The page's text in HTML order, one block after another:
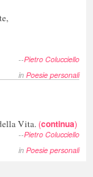
--Pietro Colucciello
in Poesie personali
Vita. (continua)
--Pietro Colucciello
in Poesie personali